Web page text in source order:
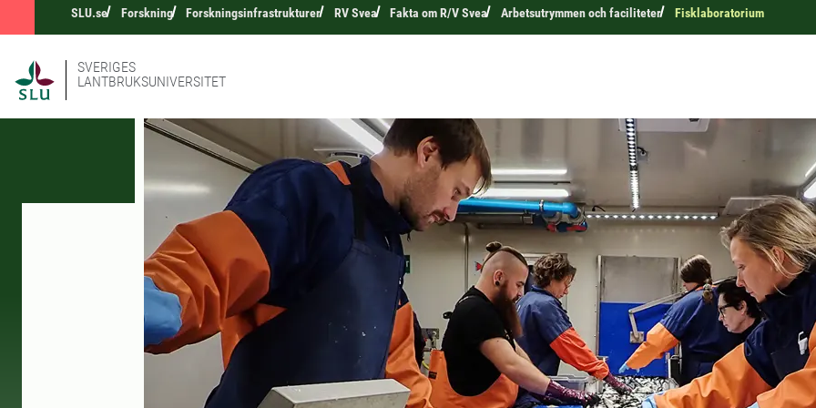
SLU.se Forskning Forskningsinfrastrukturer RV Svea Fakta om R/V Svea Arbetsutrymmen och faciliteter Fisklaboratorium
SVERIGES
LANTBRUKSUNIVERSITET